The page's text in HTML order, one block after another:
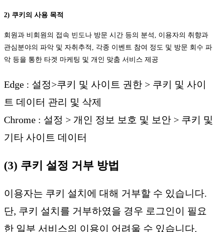
2) 쿠키의 사용 목적
회원과 비회원의 접속 빈도나 방문 시간 등의 분석, 이용자의 취향과
관심분야의 파악 및 자취추적, 각종 이벤트 참여 정도 및 방문 회수 파
악 등을 통한 타겟 마케팅 및 개인 맞춤 서비스 제공
Edge : 설정>쿠키 및 사이트 권한 > 쿠키 및 사이
트 데이터 관리 및 삭제
Chrome : 설정 > 개인 정보 보호 및 보안 > 쿠키 및
기타 사이트 데이터
(3) 쿠키 설정 거부 방법
이용자는 쿠키 설치에 대해 거부할 수 있습니다.
단, 쿠키 설치를 거부하였을 경우 로그인이 필요
한 일부 서비스의 이용이 어려울 수 있습니다.